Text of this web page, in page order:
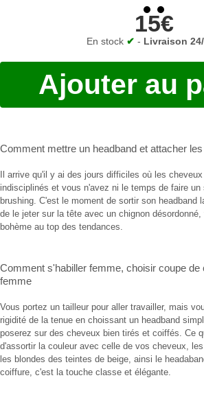
15€
En stock ✔ - Livraison
Ajouter au
Comment mettre un headband et attacher
Il arrive qu'il y ai des jours difficiles où les
indisciplinés et vous n'avez ni le temps de faire un
brushing. C'est le moment de sortir son headband
de le jeter sur la tête avec un chignon
bohème au top des tendances.
Comment s'habiller femme, choisir coupe de
femme
Vous portez un tailleur pour aller travailler, mais
rigidité de la tenue en choissant un headband
poserez sur des cheveux bien tirés et coiffés. Ce
d'assortir la couleur avec celle de vos cheveux,
les blondes des teintes de beige, ainsi le
coiffure, c'est la touche classe et élégante.